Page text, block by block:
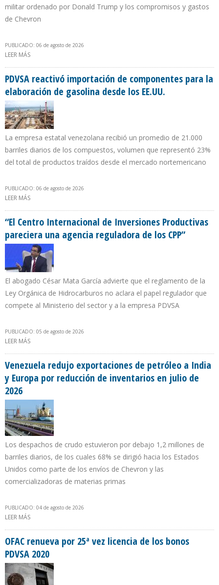
militar ordenado por Donald Trump y los compromisos y gastos
de Chevron
PUBLICADO: 06 de agosto de 2026
LEER MÁS
INVASIÓN A CARACAS
PDVSA reactivó importación de componentes para la
elaboración de gasolina desde los EE.UU.
La empresa estatal venezolana recibió un promedio de 21.000
barriles diarios de los compuestos, volumen que representó 23%
del total de productos traídos desde el mercado nortemericano
PUBLICADO: 06 de agosto de 2026
LEER MÁS
“El Centro Internacional de Inversiones Productivas
pareciera una agencia reguladora de los CPP”
El abogado César Mata García advierte que el reglamento de la
Ley Orgánica de Hidrocarburos no aclara el papel regulador que
compete al Ministerio del sector y a la empresa PDVSA
PUBLICADO: 05 de agosto de 2026
LEER MÁS
CPP”
Venezuela redujo exportaciones de petróleo a India
y Europa por reducción de inventarios en julio de
2026
Los despachos de crudo estuvieron por debajo 1,2 millones de
barriles diarios, de los cuales 68% se dirigió hacia los Estados
Unidos como parte de los envíos de Chevron y las
comercializadoras de materias primas
PUBLICADO: 04 de agosto de 2026
LEER MÁS
OFAC renueva por 25ª vez licencia de los bonos
PDVSA 2020